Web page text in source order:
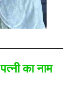
का नाम